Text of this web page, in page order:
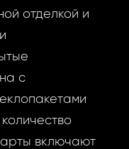
отделкой и
с
включают
ID1812 -